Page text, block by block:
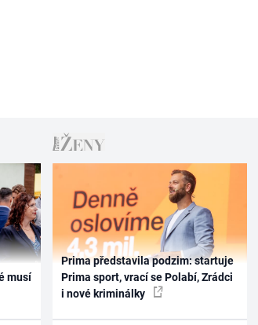
musí
Prima představila podzim: startuje
Prima sport, vrací se Polabí, Zrádci
i nové kriminálky